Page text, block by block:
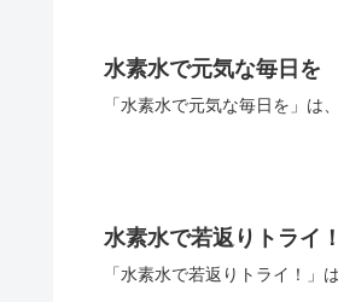
水素水で元気な毎日を
「水素水で元気な毎日を」
水素水で若返りトライ！
「水素水で若返りトライ！